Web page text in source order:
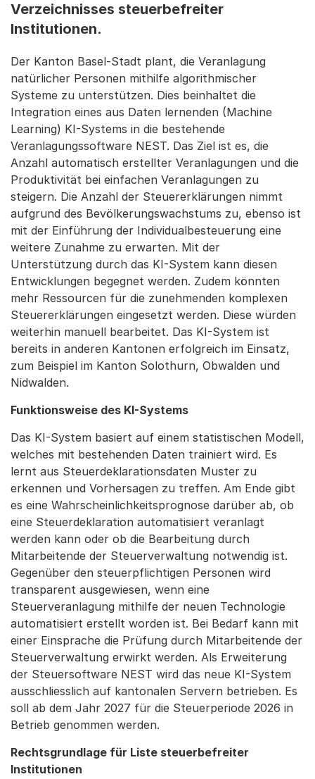
Verzeichnisses steuerbefreiter
Institutionen.
Der Kanton Basel-Stadt plant, die Veranlagung
natürlicher Personen mithilfe algorithmischer
Systeme zu unterstützen. Dies beinhaltet die
Integration eines aus Daten lernenden (Machine
Learning) KI-Systems in die bestehende
Veranlagungssoftware NEST. Das Ziel ist es, die
Anzahl automatisch erstellter Veranlagungen und die
Produktivität bei einfachen Veranlagungen zu
steigern. Die Anzahl der Steuererklärungen nimmt
aufgrund des Bevölkerungswachstums zu, ebenso ist
mit der Einführung der Individualbesteuerung eine
weitere Zunahme zu erwarten. Mit der
Unterstützung durch das KI-System kann diesen
Entwicklungen begegnet werden. Zudem könnten
mehr Ressourcen für die zunehmenden komplexen
Steuererklärungen eingesetzt werden. Diese würden
weiterhin manuell bearbeitet. Das KI-System ist
bereits in anderen Kantonen erfolgreich im Einsatz,
zum Beispiel im Kanton Solothurn, Obwalden und
Nidwalden.
Funktionsweise des KI-Systems
Das KI-System basiert auf einem statistischen Modell,
welches mit bestehenden Daten trainiert wird. Es
lernt aus Steuerdeklarationsdaten Muster zu
erkennen und Vorhersagen zu treffen. Am Ende gibt
es eine Wahrscheinlichkeitsprognose darüber ab, ob
eine Steuerdeklaration automatisiert veranlagt
werden kann oder ob die Bearbeitung durch
Mitarbeitende der Steuerverwaltung notwendig ist.
Gegenüber den steuerpflichtigen Personen wird
transparent ausgewiesen, wenn eine
Steuerveranlagung mithilfe der neuen Technologie
automatisiert erstellt worden ist. Bei Bedarf kann mit
einer Einsprache die Prüfung durch Mitarbeitende der
Steuerverwaltung erwirkt werden. Als Erweiterung
der Steuersoftware NEST wird das neue KI-System
ausschliesslich auf kantonalen Servern betrieben. Es
soll ab dem Jahr 2027 für die Steuerperiode 2026 in
Betrieb genommen werden.
Rechtsgrundlage für Liste steuerbefreiter
Institutionen